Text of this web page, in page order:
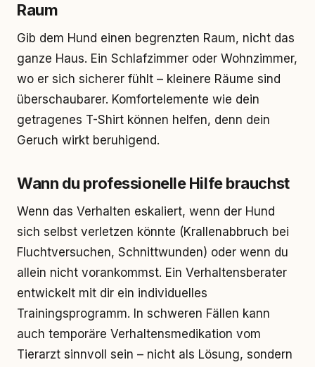
Raum
Gib dem Hund einen begrenzten Raum, nicht das
ganze Haus. Ein Schlafzimmer oder Wohnzimmer,
wo er sich sicherer fühlt – kleinere Räume sind
überschaubarer. Komfortelemente wie dein
getragenes T-Shirt können helfen, denn dein
Geruch wirkt beruhigend.
Wann du professionelle Hilfe brauchst
Wenn das Verhalten eskaliert, wenn der Hund
sich selbst verletzen könnte (Krallenabbruch bei
Fluchtversuchen, Schnittwunden) oder wenn du
allein nicht vorankommst. Ein Verhaltensberater
entwickelt mit dir ein individuelles
Trainingsprogramm. In schweren Fällen kann
auch temporäre Verhaltensmedikation vom
Tierarzt sinnvoll sein – nicht als Lösung, sondern